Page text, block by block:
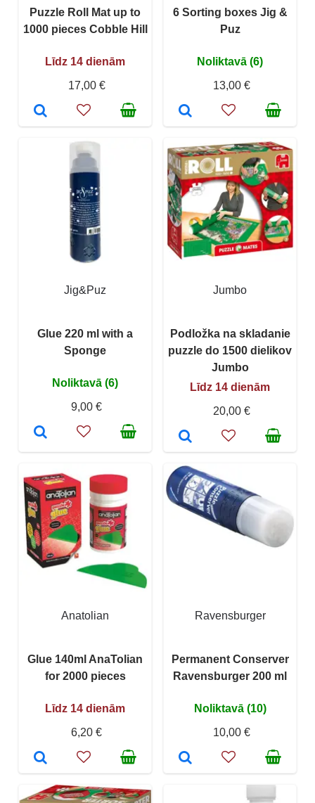
Puzzle Roll Mat up to
1000 pieces Cobble Hill
Līdz 14 dienām
17,00 €
6 Sorting boxes Jig &
Puz
Noliktavā (6)
13,00 €
Jig&Puz
Glue 220 ml with a
Sponge
Noliktavā (6)
9,00 €
Jumbo
Podložka na skladanie
puzzle do 1500 dielikov
Jumbo
Līdz 14 dienām
20,00 €
Anatolian
Glue 140ml AnaTolian
for 2000 pieces
Līdz 14 dienām
6,20 €
Ravensburger
Permanent Conserver
Ravensburger 200 ml
Noliktavā (10)
10,00 €